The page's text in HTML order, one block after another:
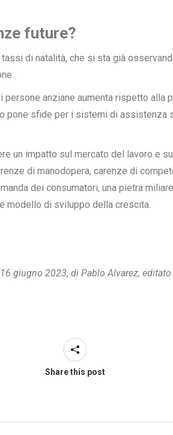
future?
di natalità, che si sta già
persone anziane aumenta rispetto alla
pone sfide per i sistemi di assistenza
un impatto sul mercato del lavoro e
di manodopera, carenze di
dei consumatori, una pietra
modello di sviluppo della crescita.
giugno 2023, di Pablo Alvarez, editato
Share this post